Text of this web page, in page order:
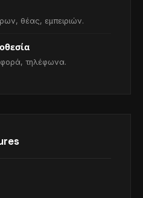
θέας, εμπειριών.
τηλέφωνα.